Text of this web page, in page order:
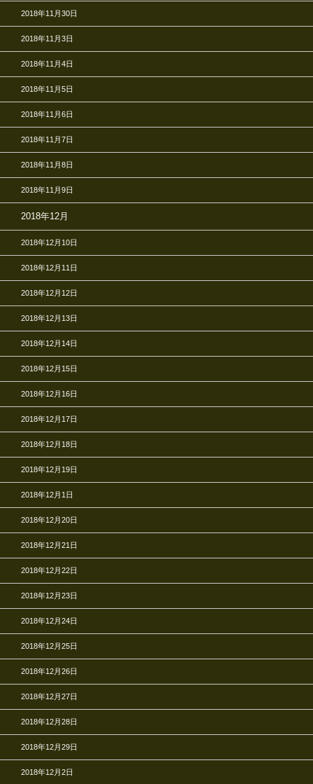
2018年11月30日
2018年11月3日
2018年11月4日
2018年11月5日
2018年11月6日
2018年11月7日
2018年11月8日
2018年11月9日
2018年12月
2018年12月10日
2018年12月11日
2018年12月12日
2018年12月13日
2018年12月14日
2018年12月15日
2018年12月16日
2018年12月17日
2018年12月18日
2018年12月19日
2018年12月1日
2018年12月20日
2018年12月21日
2018年12月22日
2018年12月23日
2018年12月24日
2018年12月25日
2018年12月26日
2018年12月27日
2018年12月28日
2018年12月29日
2018年12月2日